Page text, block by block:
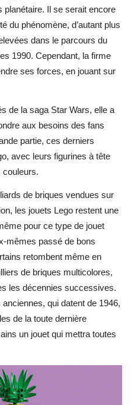
Il se serait encore
du phénomène, d’autant plus
dans le parcours du
1990. Cependant, la firme
ses forces, en jouant sur
de la saga Star Wars, elle a
aux besoins des fans
partie, ces derniers
avec leurs figurines à tête
couleurs.
de briques vendues sur
les jouets Lego restent une
pour ce type de jouet
mêmes passé de bons
retombent même en
de briques multicolores,
les décennies successives.
qui datent de 1946,
de la toute dernière
un jouet qui mettra toutes